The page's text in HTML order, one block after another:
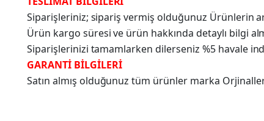
Siparişleriniz; sipariş vermiş olduğunuz Ürünlerin
Ürün kargo süresi ve ürün hakkında detaylı bilgi
Siparişlerinizi tamamlarken dilerseniz %5 havale
GARANTİ BİLGİLERİ
Satın almış olduğunuz tüm ürünler marka